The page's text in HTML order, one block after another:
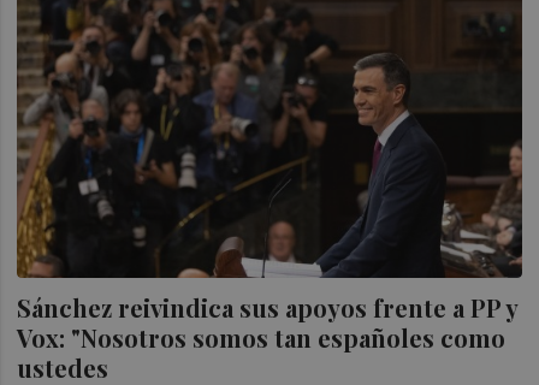
Sánchez reivindica sus apoyos frente a PP y
Vox: "Nosotros somos tan españoles como
ustedes